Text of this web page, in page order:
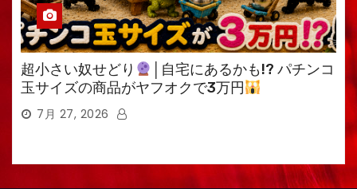
超小さい奴せどり
│自宅にあるかも!? パチンコ
玉サイズの商品がヤフオクで3万円
7月 27, 2026